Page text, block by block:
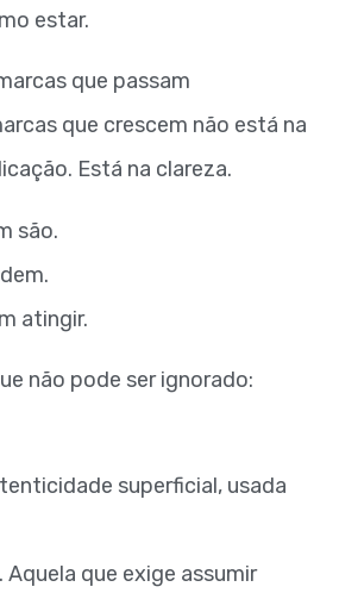
estar.
que passam
que crescem não está na
Está na clareza.
são.
atingir.
não pode ser ignorado:
superficial, usada
que exige assumir